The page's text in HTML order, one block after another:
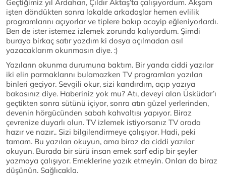
Geçtiğimiz yıl Ardahan, Çıldır Aktaş’ta çalışıyordum. Akşam
işten döndükten sonra lokalde arkadaşlar hemen evlilik
programlarını açıyorlar ve tiplere bakıp acayip eğleniyorlardı.
Ben de ister istemez izlemek zorunda kalıyordum. Şimdi
buraya birkaç satır yazdım ki dosya açılmadan asıl
yazacaklarım okunmasın diye. :)
Yazıların okunma durumuna baktım. Bir yanda ciddi yazılar
iki elin parmaklarını bulamazken TV programları yazıları
binleri geçiyor. Sevgili okur, sizi kandırdım, açıp yazıya
bakasınız diye. Haberiniz yok mu? Atı, deveyi alan Üsküdar’ı
geçtikten sonra sütünü içiyor, sonra atın güzel yerlerinden,
devenin hörgücünden sabah kahvaltısı yapıyor. Biraz
çevrenize duyarlı olun. TV izlemek istiyorsanız TV orada
hazır ve nazır.. Sizi bilgilendirmeye çalışıyor. Hadi, peki
tamam. Bu yazıları okuyun, ama biraz da ciddi yazılar
okuyun. Burada bir sürü insan emek sarf edip bir şeyler
yazmaya çalışıyor. Emeklerine yazık etmeyin. Onları da biraz
düşünün. Sağlıcakla.